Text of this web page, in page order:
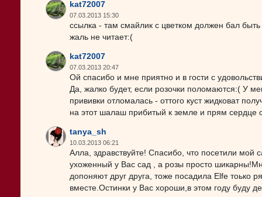
kat72007
07.03.2013 15:30
ссылка - там смайлик с цветком должен бал быть
жаль не читает:(
kat72007
07.03.2013 20:47
Ой спасибо и мне приятно и в гости с
Да, жалко будет, если розочки поломаются:( У
прививки отломалась - оттого куст жидковат
на этот шалаш прибитый к земле и прям сердце
tanya_sh
10.03.2013 06:21
Алла, здравствуйте! Спасибо, что посетили мой
ухоженный у Вас сад , а розы просто
допоняют друг друга, тоже посадила Elfe тоько
вместе.Остинки у Вас хороши,в этом году буду